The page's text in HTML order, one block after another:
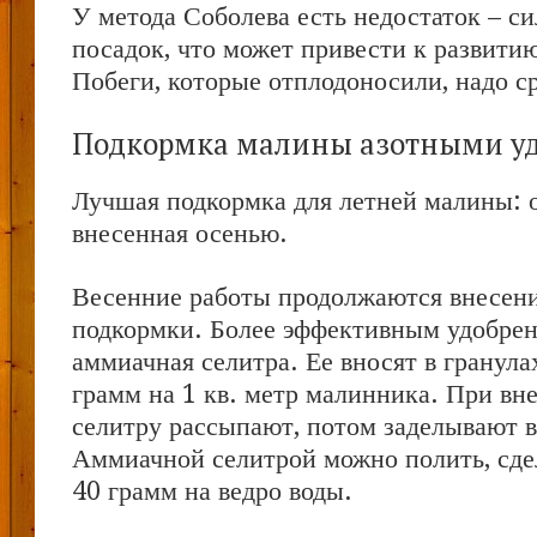
У метода Соболева есть недостаток –
посадок, что может привести к
Побеги, которые отплодоносили, надо
Подкормка малины азотными
Лучшая подкормка для летней малины:
внесенная осенью.
Весенние работы продолжаются
подкормки. Более эффективным
аммиачная селитра. Ее вносят в
грамм на 1 кв. метр малинника. При
селитру рассыпают, потом заделывают
Аммиачной селитрой можно полить,
40 грамм на ведро воды.